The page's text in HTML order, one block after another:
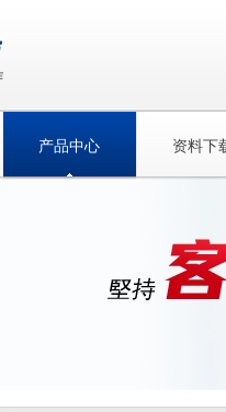
产品中心 资料下